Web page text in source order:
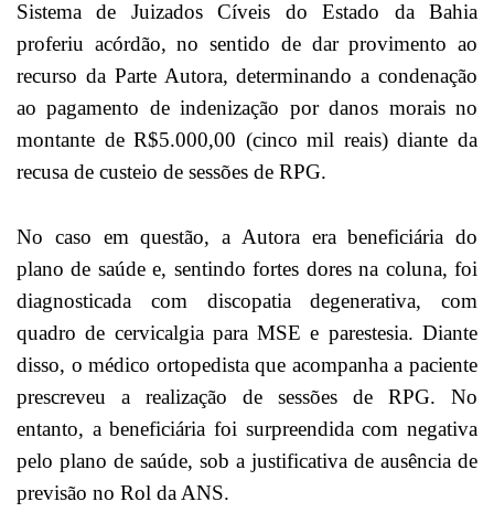
Sistema de Juizados Cíveis do Estado da Bahia
proferiu acórdão, no sentido de dar provimento ao
recurso da Parte Autora, determinando a condenação
ao pagamento de indenização por danos morais no
montante de R$5.000,00 (cinco mil reais) diante da
recusa de custeio de sessões de RPG.
No caso em questão, a Autora era beneficiária do
plano de saúde e, sentindo fortes dores na coluna, foi
diagnosticada com discopatia degenerativa, com
quadro de cervicalgia para MSE e parestesia. Diante
disso, o médico ortopedista que acompanha a paciente
prescreveu a realização de sessões de RPG. No
entanto, a beneficiária foi surpreendida com negativa
pelo plano de saúde, sob a justificativa de ausência de
previsão no Rol da ANS.